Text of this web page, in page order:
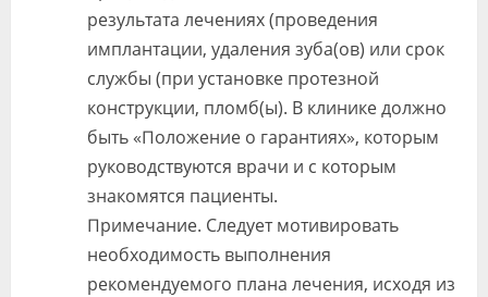
результата лечениях (проведения
имплантации, удаления зуба(ов) или срок
службы (при установке протезной
конструкции, пломб(ы). В клинике должно
быть «Положение о гарантиях», которым
руководствуются врачи и с которым
знакомятся пациенты.
Примечание. Следует мотивировать
необходимость выполнения
рекомендуемого плана лечения, исходя из